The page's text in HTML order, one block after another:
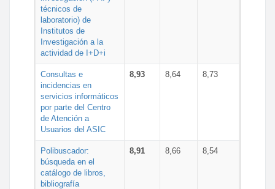
técnicos de
laboratorio) de
Institutos de
Investigación a la
actividad de I+D+i
Consultas e
incidencias en
servicios informáticos
por parte del Centro
de Atención a
Usuarios del ASIC
8,93 8,64 8,73
Polibuscador:
búsqueda en el
catálogo de libros,
bibliografía
8,91 8,66 8,54